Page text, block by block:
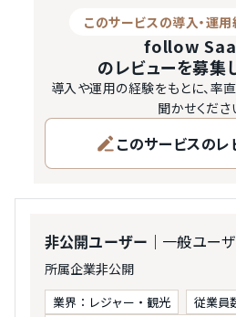
このサービスの導入・運
follow
のレビューを募集
導入や運用の経験をもとに、率
聞かせくださ
このサービスのレ
非公開ユーザー ｜一般ユー
所属企業非公開
業界：レジャー・観光
従業員